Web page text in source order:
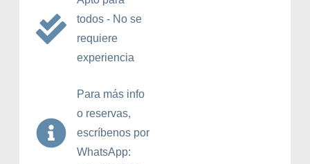
todos - No se
requiere
experiencia
Para más info
o reservas,
escríbenos por
WhatsApp: